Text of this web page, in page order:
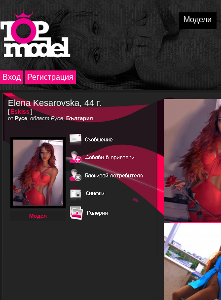
Модели
Вход Регистрация
Elena Kesarovska, 44 г.
[ Eskiss ]
от Русе област Русе,България
Модел